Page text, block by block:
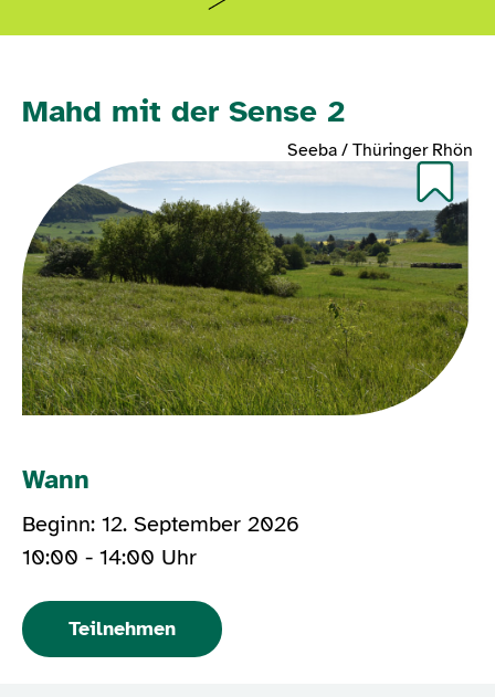
Mahd mit der Sense 2
Seeba / Thüringer Rhön
Wann
Beginn: 12. September 2026
10:00 - 14:00 Uhr
Teilnehmen